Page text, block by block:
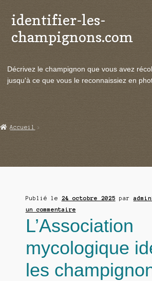
Aller
à
la
Aller
au
contenu
identifier-les-
champignons.com
Actualités
Echanges et contacts
Décrivez le champignon que vous avez
jusqu'à ce que vous le reconnaissiez en
Accueil
Publié le 24 octobre 2025 par
un commentaire
L’Association
mycologique
les